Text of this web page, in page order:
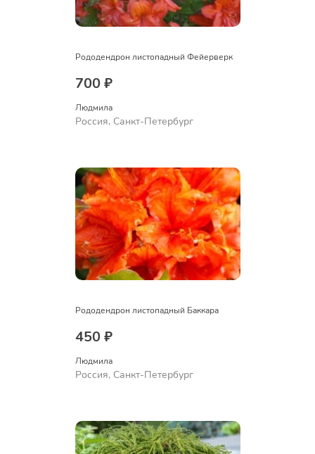
Рододендрон листопадный Фейерверк
700 ₽
Людмила
Россия, Санкт-Петербург
Рододендрон листопадный Баккара
450 ₽
Людмила
Россия, Санкт-Петербург